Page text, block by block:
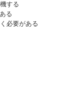
する
る
要がある